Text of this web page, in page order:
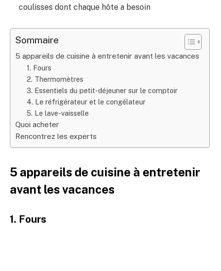
coulisses dont chaque hôte a besoin
Sommaire
5 appareils de cuisine à entretenir avant les vacances
1. Fours
2. Thermomètres
3. Essentiels du petit-déjeuner sur le comptoir
4. Le réfrigérateur et le congélateur
5. Le lave-vaisselle
Quoi acheter
Rencontrez les experts
5 appareils de cuisine à entretenir
avant les vacances
1. Fours